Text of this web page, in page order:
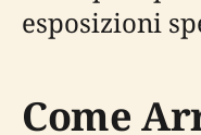
esposizioni
Come